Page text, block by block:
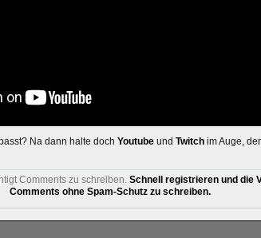
Na dann halte doch Youtube und Twitch im Auge,
Comments zu schreiben. Schnell registrieren und die
Comments ohne Spam-Schutz zu schreiben.